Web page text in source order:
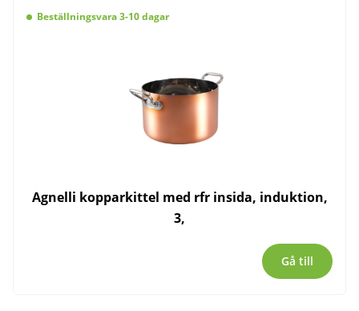
Beställningsvara 3-10 dagar
Agnelli kopparkittel med rfr insida, induktion,
3,
Gå till